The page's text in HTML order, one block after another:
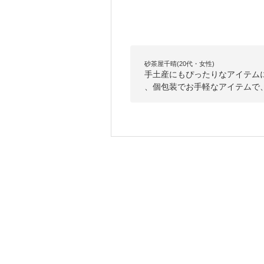
砂茶屋千晴(20代・女性)
手土産にもぴったりなアイテ
、個包装でお手軽なアイテム